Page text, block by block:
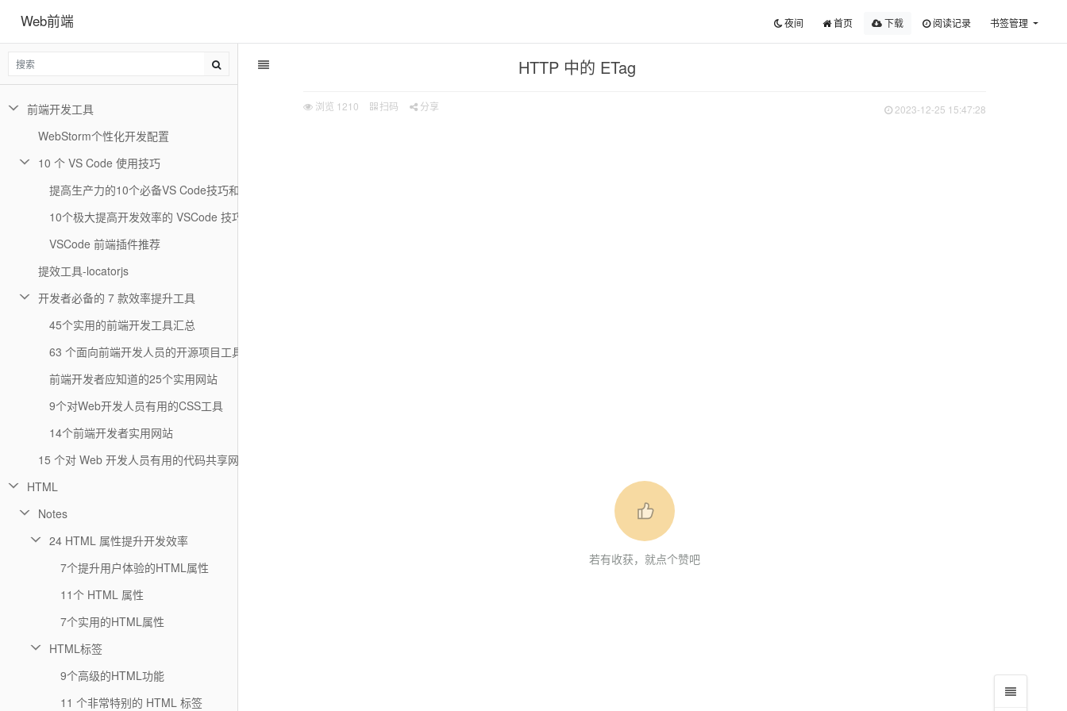
Web前端 夜间 首页 下载 阅读记录 书签管理
HTTP 中的 ETag
浏览 1210 扫码 分享 2023-12-25 15:47:28
若有收获，就点个赞吧
前端开发工具
WebStorm个性化开发配置
10 个 VS Code 使用技巧
提高生产力的10个必备VS Code技巧和窍门
10个极大提高开发效率的 VSCode 技巧
VSCode 前端插件推荐
提效工具-locatorjs
开发者必备的 7 款效率提升工具
45个实用的前端开发工具汇总
63 个面向前端开发人员的开源项目工具
前端开发者应知道的25个实用网站
9个对Web开发人员有用的CSS工具
14个前端开发者实用网站
15 个对 Web 开发人员有用的代码共享网站
HTML
Notes
24 HTML 属性提升开发效率
7个提升用户体验的HTML属性
11个 HTML 属性
7个实用的HTML属性
HTML标签
9个高级的HTML功能
11 个非常特别的 HTML 标签